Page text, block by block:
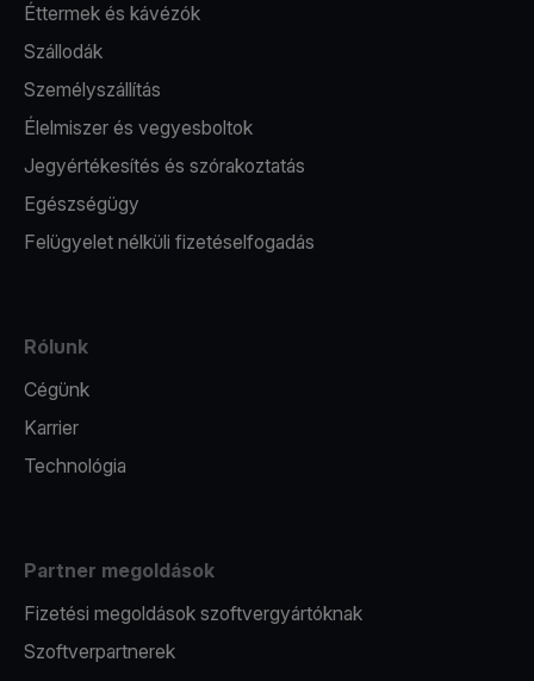
Éttermek és kávézók
Szállodák
Személyszállítás
Élelmiszer és vegyesboltok
Jegyértékesítés és szórakoztatás
Egészségügy
Felügyelet nélküli fizetéselfogadás
Rólunk
Cégünk
Karrier
Technológia
Partner megoldások
Fizetési megoldások szoftvergyártóknak
Szoftverpartnerek